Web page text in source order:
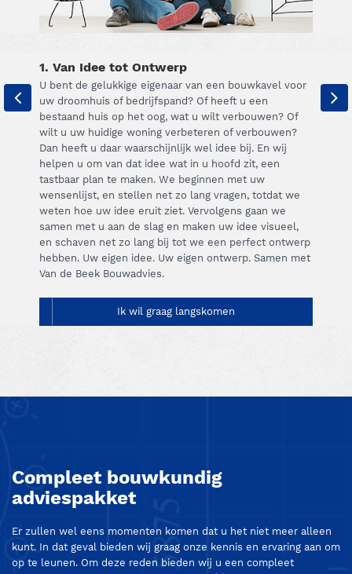
1. Van Idee tot Ontwerp
U bent de gelukkige eigenaar van een bouwkavel voor
uw droomhuis of bedrijfspand? Of heeft u een
bestaand huis op het oog, wat u wilt verbouwen? Of
wilt u uw huidige woning verbeteren of verbouwen?
Dan heeft u daar waarschijnlijk wel idee bij. En wij
helpen u om van dat idee wat in u hoofd zit, een
tastbaar plan te maken. We beginnen met uw
wensenlijst, en stellen net zo lang vragen, totdat we
weten hoe uw idee eruit ziet. Vervolgens gaan we
samen met u aan de slag en maken uw idee visueel,
en schaven net zo lang bij tot we een perfect ontwerp
hebben. Uw eigen idee. Uw eigen ontwerp. Samen met
Van de Beek Bouwadvies.
Ik wil graag langskomen
Compleet bouwkundig
adviespakket
Er zullen wel eens momenten komen dat u het niet meer alleen
kunt. In dat geval bieden wij graag onze kennis en ervaring aan om
op te leunen. Om deze reden bieden wij u een compleet